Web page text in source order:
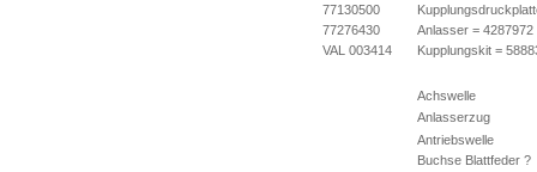
77130500
77276430
Anlasser = 4287972
VAL 003414
Kupplungskit =
Achswelle
Anlasserzug
Antriebswelle
Buchse Blattfeder ?